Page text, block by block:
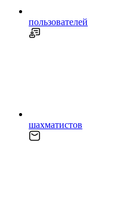
пользователей
шахматистов